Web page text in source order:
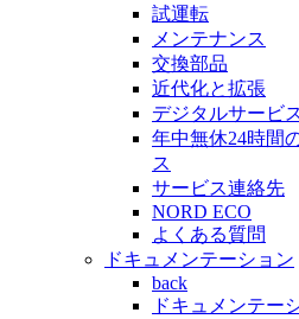
試運転
メンテナンス
交換部品
近代化と拡張
デジタルサービ
年中無休24時間
ス
サービス連絡先
NORD ECO
よくある質問
ドキュメンテーション
back
ドキュメンテー